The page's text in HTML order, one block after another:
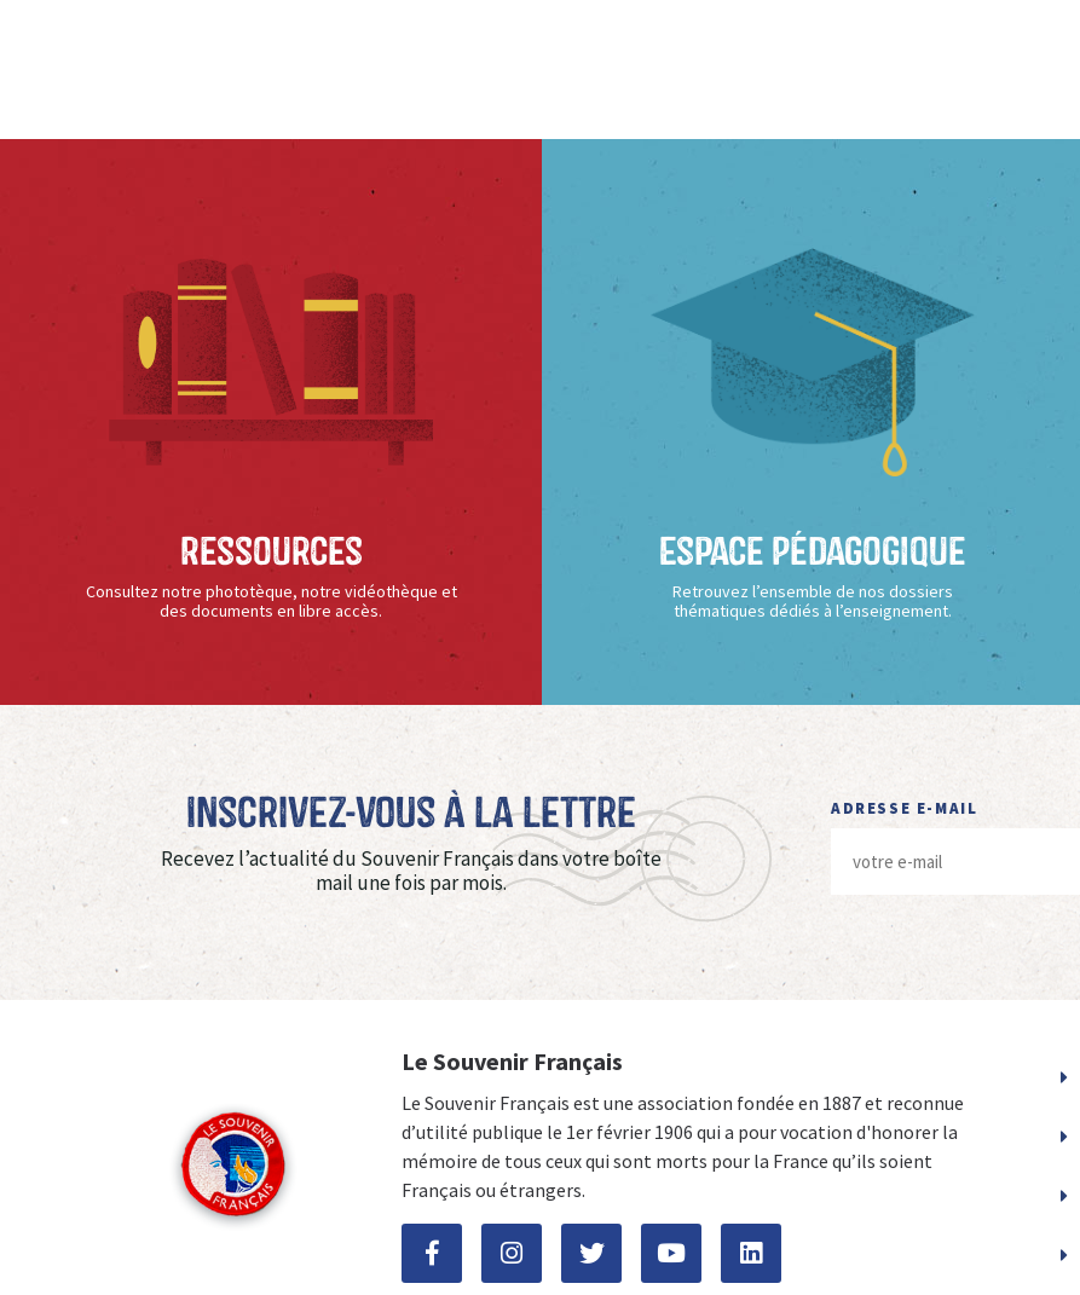
Ressources
Consultez notre phototèque, notre vidéothèque et
des documents en libre accès.
Espace Pédagogique
Retrouvez l’ensemble de nos dossiers
thématiques dédiés à l’enseignement.
Inscrivez-vous à La Lettre
Recevez l’actualité du Souvenir Français dans votre boîte
mail une fois par mois.
ADRESSE E-MAIL
Le Souvenir Français
Le Souvenir Français est une association fondée en 1887 et reconnue
d’utilité publique le 1er février 1906 qui a pour vocation d'honorer la
mémoire de tous ceux qui sont morts pour la France qu’ils soient
Français ou étrangers.